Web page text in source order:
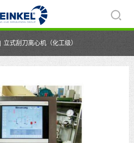
立式刮刀离心机（化工级）